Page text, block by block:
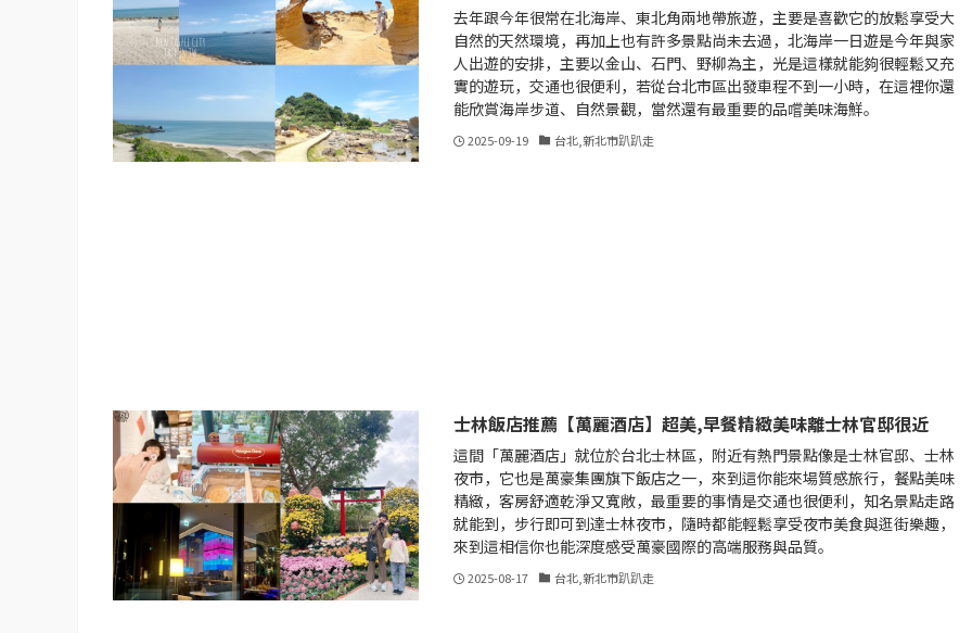
去年跟今年很常在北海岸、東北角兩地帶旅遊，主要是喜歡它的放鬆享受大
自然的天然環境，再加上也有許多景點尚未去過，北海岸一日遊是今年與家
人出遊的安排，主要以金山、石門、野柳為主，光是這樣就能夠很輕鬆又充
實的遊玩，交通也很便利，若從台北市區出發車程不到一小時，在這裡你還
能欣賞海岸步道、自然景觀，當然還有最重要的品嚐美味海鮮。
2025-09-19 台北,新北市趴趴走
士林飯店推薦【萬麗酒店】超美,早餐精緻美味離士林官邸很近
這間「萬麗酒店」就位於台北士林區，附近有熱門景點像是士林官邸、士林
夜市，它也是萬豪集團旗下飯店之一，來到這你能來場質感旅行，餐點美味
精緻，客房舒適乾淨又寬敞，最重要的事情是交通也很便利，知名景點走路
就能到，步行即可到達士林夜市，隨時都能輕鬆享受夜市美食與逛街樂趣，
來到這相信你也能深度感受萬豪國際的高端服務與品質。
2025-08-17 台北,新北市趴趴走